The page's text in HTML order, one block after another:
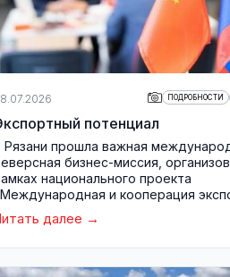
ПОДРОБНОСТИ
потенциал
Рязани прошла важная
бизнес-миссия,
национального проекта
и кооперация
далее